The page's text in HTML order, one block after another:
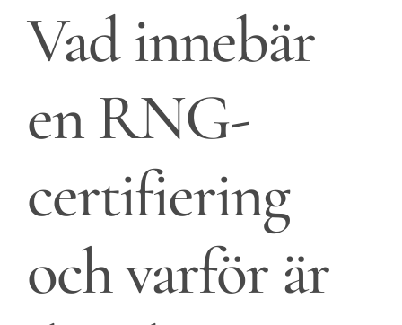
Vad innebär
en RNG-
certifiering
och varför är